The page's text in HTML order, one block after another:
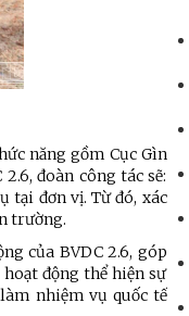
năng gồm Cục Gìn
đoàn công tác sẽ:
tại đơn vị. Từ đó, xác
trường.
của BVDC 2.6, góp
động thể hiện sự
nhiệm vụ quốc tế